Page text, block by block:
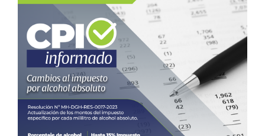
View
Larger
Image